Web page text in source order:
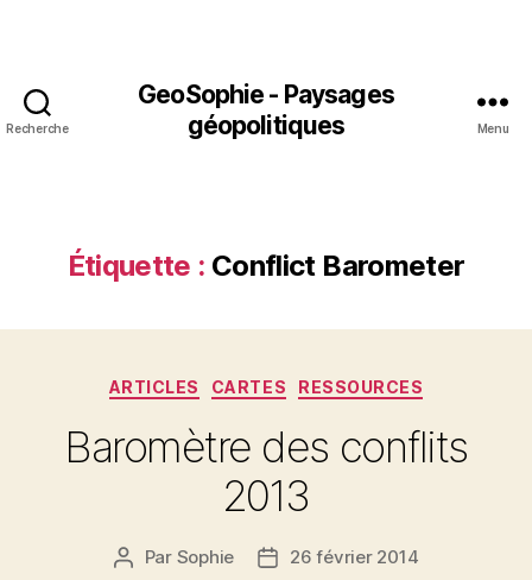
Recherche
GeoSophie - Paysages
géopolitiques
Menu
Étiquette : Conflict Barometer
Catégories
ARTICLES CARTES RESSOURCES
Baromètre des conflits
2013
Auteur
Par Sophie
Date26 février 2014